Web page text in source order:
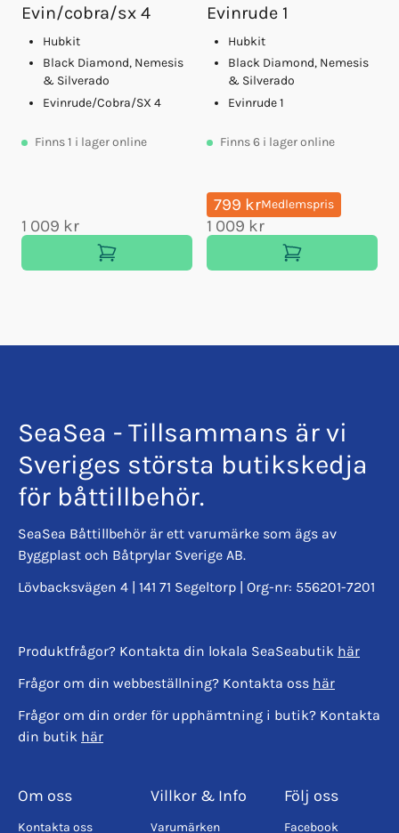
Evin/cobra/sx 4
Hubkit
Black Diamond, Nemesis
& Silverado
Evinrude/Cobra/SX 4
Finns1 i lager online
1 009 kr
Evinrude 1
Hubkit
Black Diamond, Nemesis
& Silverado
Evinrude 1
Finns6 i lager online
799 krMedlemspris
1 009 kr
SeaSea - Tillsammans är vi
Sveriges största butikskedja
för båttillbehör.
SeaSea Båttillbehör är ett varumärke som ägs av
Byggplast och Båtprylar Sverige AB.
Lövbacksvägen 4 | 141 71 Segeltorp | Org-nr: 556201-7201
Produktfrågor? Kontakta din lokala SeaSeabutik här
Frågor om din webbeställning? Kontakta oss här
Frågor om din order för upphämtning i butik? Kontakta
din butik här
Om oss
Kontakta oss
Villkor & Info
Varumärken
Följ oss
Facebook